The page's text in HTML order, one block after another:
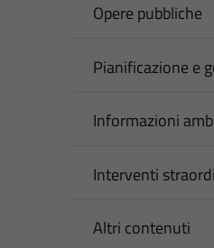
Opere pubbliche
Pianificazione e
Informazioni
Interventi
Altri contenuti